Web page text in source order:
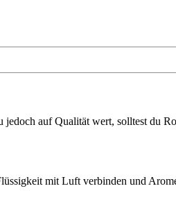
auf Qualität wert, solltest du
mit Luft verbinden und